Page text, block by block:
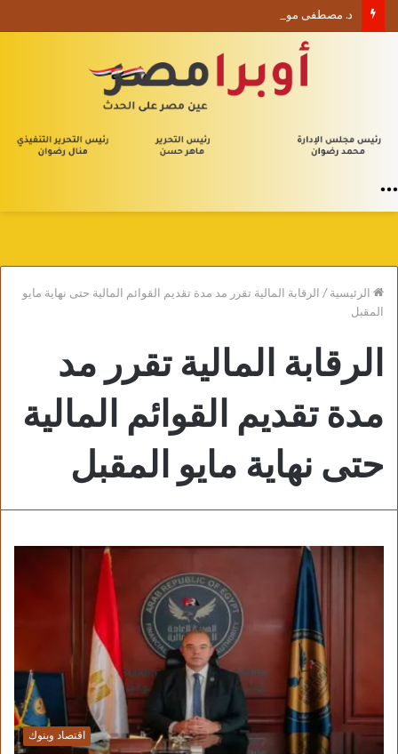
د. مصطفى موسى يكتب الأربعون الإدارية (1) من يلا إدارة
الرئيسية/الرقابة المالية تقرر مد مدة تقديم القوائم المالية حتى نهاية مايو
المقبل
الرقابة المالية تقرر مد
مدة تقديم القوائم المالية
حتى نهاية مايو المقبل
اقتصاد وبنوك